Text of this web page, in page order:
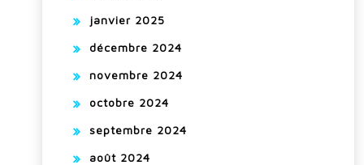
janvier 2025
décembre 2024
novembre 2024
octobre 2024
septembre 2024
août 2024